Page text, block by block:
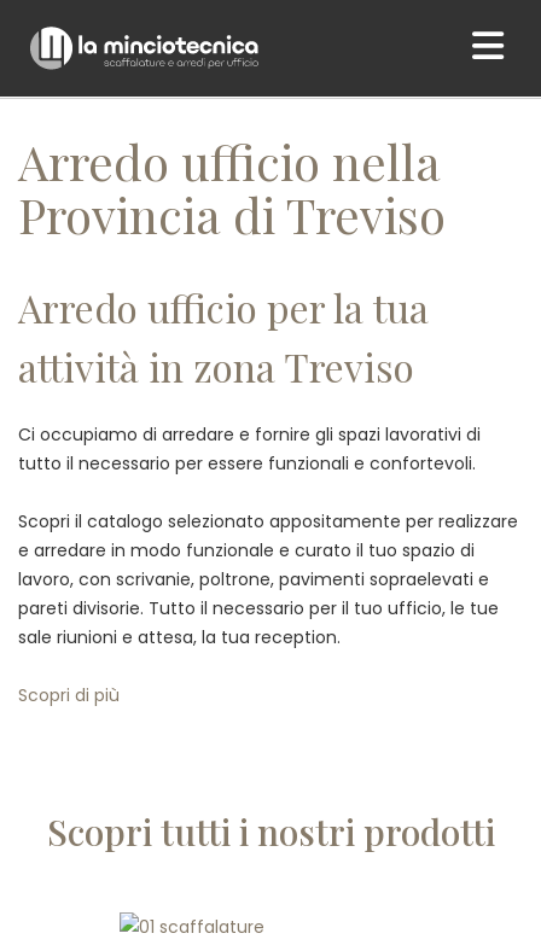
Home/ Arredo ufficio nella Provincia di Treviso
Arredo ufficio nella
Provincia di Treviso
Arredo ufficio per la tua
attività in zona Treviso
Ci occupiamo di arredare e fornire gli spazi lavorativi di
tutto il necessario per essere funzionali e confortevoli.
Scopri il catalogo selezionato appositamente per realizzare
e arredare in modo funzionale e curato il tuo spazio di
lavoro, con scrivanie, poltrone, pavimenti sopraelevati e
pareti divisorie. Tutto il necessario per il tuo ufficio, le tue
sale riunioni e attesa, la tua reception.
Scopri di più
Scopri tutti i nostri prodotti